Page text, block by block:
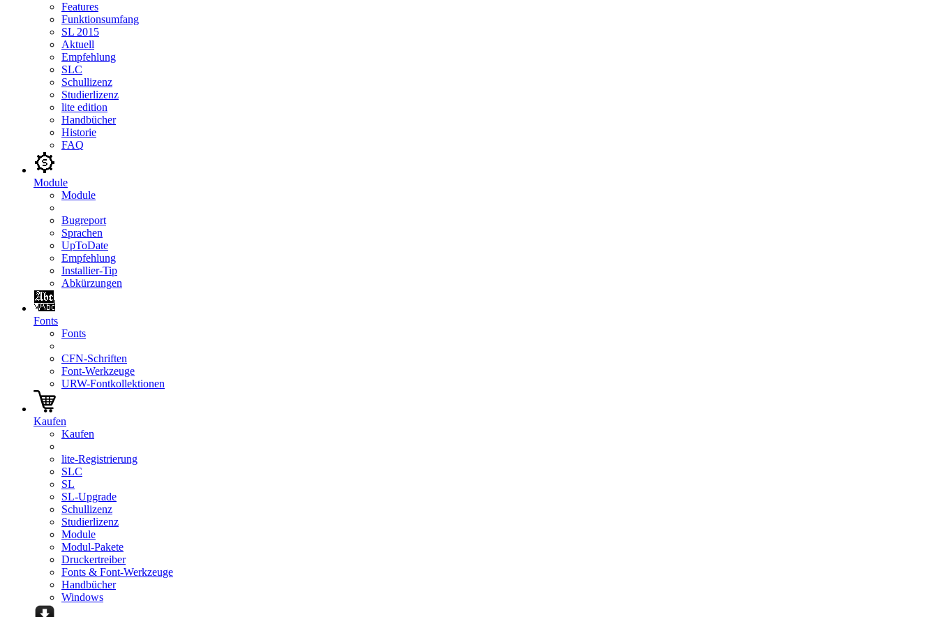
Features
Funktionsumfang
SL 2015
Aktuell
Empfehlung
SLC
Schullizenz
Studierlizenz
lite edition
Handbücher
Historie
FAQ
Module
Module
Bugreport
Sprachen
UpToDate
Empfehlung
Installier-Tip
Abkürzungen
Fonts
Fonts
CFN-Schriften
Font-Werkzeuge
URW-Fontkollektionen
Kaufen
Kaufen
lite-Registrierung
SLC
SL
SL-Upgrade
Schullizenz
Studierlizenz
Module
Modul-Pakete
Druckertreiber
Fonts & Font-Werkzeuge
Handbücher
Windows